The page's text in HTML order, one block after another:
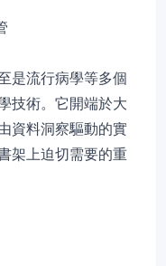
是流行病學等多個
技術。它開端於大
資料洞察驅動的實
架上迫切需要的重